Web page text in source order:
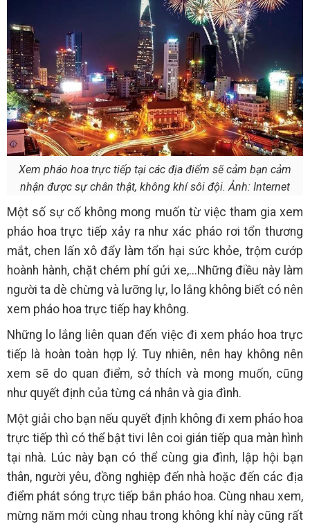
Xem pháo hoa trực tiếp tại các địa điểm sẽ cảm bạn cảm
nhận được sự chân thật, không khí sôi đội. Ảnh: Internet
Một số sự cố không mong muốn từ việc tham gia xem
pháo hoa trực tiếp xảy ra như xác pháo rơi tổn thương
mắt, chen lấn xô đẩy làm tổn hại sức khỏe, trộm cướp
hoành hành, chặt chém phí gửi xe,...Những điều này làm
người ta dè chừng và lưỡng lự, lo lắng không biết có nên
xem pháo hoa trực tiếp hay không.
Những lo lắng liên quan đến việc đi xem pháo hoa trực
tiếp là hoàn toàn hợp lý. Tuy nhiên, nên hay không nên
xem sẽ do quan điểm, sở thích và mong muốn, cũng
như quyết định của từng cá nhân và gia đình.
Một giải cho bạn nếu quyết định không đi xem pháo hoa
trực tiếp thì có thể bật tivi lên coi gián tiếp qua màn hình
tại nhà. Lúc này bạn có thể cùng gia đình, lập hội bạn
thân, người yêu, đồng nghiệp đến nhà hoặc đến các địa
điểm phát sóng trực tiếp bắn pháo hoa. Cùng nhau xem,
mừng năm mới cùng nhau trong không khí này cũng rất